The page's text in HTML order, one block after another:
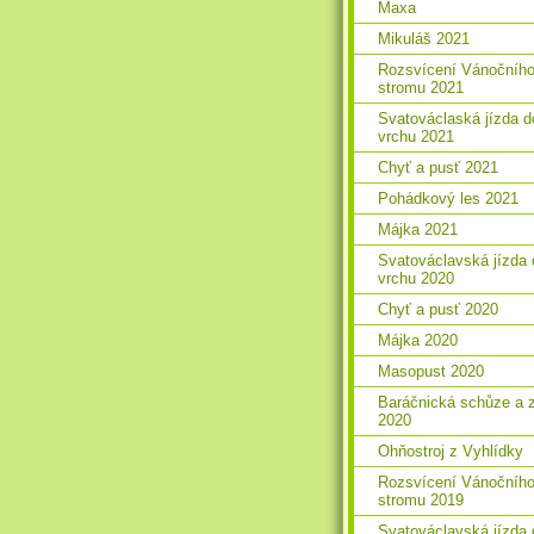
Maxa
Mikuláš 2021
Rozsvícení Vánočního
stromu 2021
Svatováclaská jízda
vrchu 2021
Chyť a pusť 2021
Pohádkový les 2021
Májka 2021
Svatováclavská jízda
vrchu 2020
Chyť a pusť 2020
Májka 2020
Masopust 2020
Baráčnická schůze a
2020
Ohňostroj z Vyhlídky
Rozsvícení Vánočního
stromu 2019